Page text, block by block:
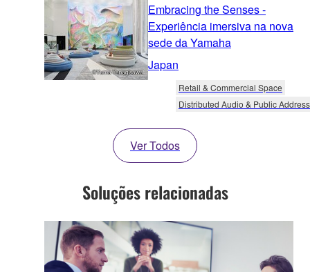
Embracing the Senses -
Experiência imersiva na nova
sede da Yamaha
Japan
Retail & Commercial Space
Distributed Audio & Public Address
Ver Todos
Soluções relacionadas